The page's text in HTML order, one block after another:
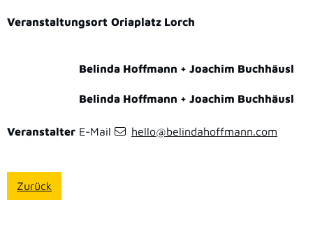
Veranstaltungsort Oriaplatz Lorch
Veranstalter
Belinda Hoffmann + Joachim Buchhäusl
Belinda Hoffmann + Joachim Buchhäusl
E-Mail hello@belindahoffmann.com
Zurück